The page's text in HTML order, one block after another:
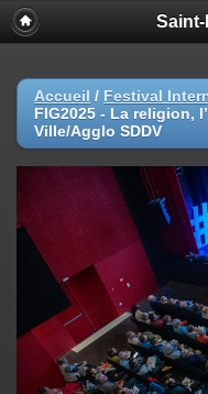
Accueil / Festival
FIG2025 - La religion,
Ville/Agglo SDDV